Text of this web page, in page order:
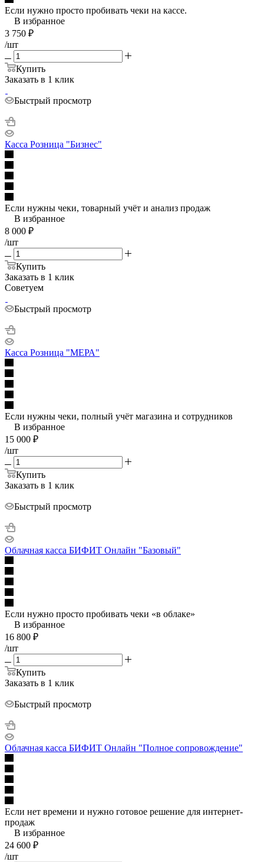
Если нужно просто пробивать чеки на кассе.
В избранное
3 750 ₽
/шт
Купить
Заказать в 1 клик
Быстрый просмотр
Касса Розница "Бизнес"
Если нужны чеки, товарный учёт и анализ продаж
В избранное
8 000 ₽
/шт
Купить
Заказать в 1 клик
Советуем
Быстрый просмотр
Касса Розница "МЕРА"
Если нужны чеки, полный учёт магазина и сотрудников
В избранное
15 000 ₽
/шт
Купить
Заказать в 1 клик
Быстрый просмотр
Облачная касса БИФИТ Онлайн "Базовый"
Если нужно просто пробивать чеки «в облаке»
В избранное
16 800 ₽
/шт
Купить
Заказать в 1 клик
Быстрый просмотр
Облачная касса БИФИТ Онлайн "Полное сопровождение"
Если нет времени и нужно готовое решение для интернет-
продаж
В избранное
24 600 ₽
/шт